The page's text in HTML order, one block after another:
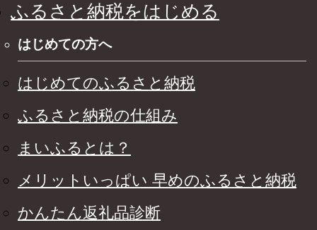
ふるさと納税をはじめる
はじめての方へ
はじめてのふるさと納税
ふるさと納税の仕組み
まいふるとは？
メリットいっぱい 早めのふるさと納税
かんたん返礼品診断